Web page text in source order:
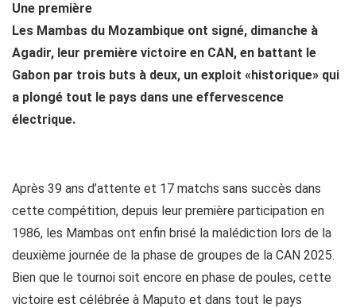
Une première
Les Mambas du Mozambique ont signé, dimanche à
Agadir, leur première victoire en CAN, en battant le
Gabon par trois buts à deux, un exploit «historique» qui
a plongé tout le pays dans une effervescence
électrique.
Après 39 ans d’attente et 17 matchs sans succès dans
cette compétition, depuis leur première participation en
1986, les Mambas ont enfin brisé la malédiction lors de la
deuxième journée de la phase de groupes de la CAN 2025.
Bien que le tournoi soit encore en phase de poules, cette
victoire est célébrée à Maputo et dans tout le pays